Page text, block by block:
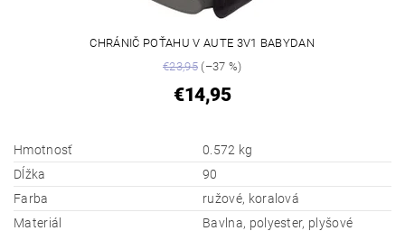
CHRÁNIČ POŤAHU V AUTE 3V1 BABYDAN
€23,95(–37 %)
€14,95
Hmotnosť
0.572 kg
Dĺžka
90
Farba
ružové, koralová
Materiál
Bavlna, polyester, plyšové